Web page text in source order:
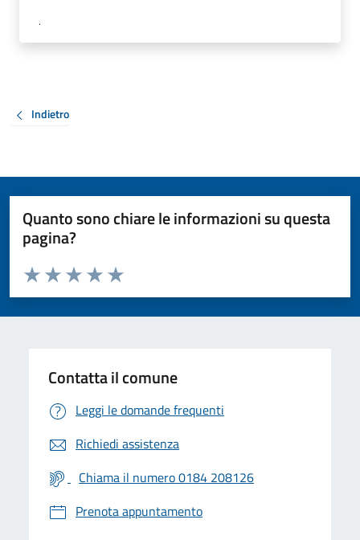
.
Indietro
Quanto sono chiare le informazioni su questa
pagina?
Valuta da 1 a 5 stelle la pagina
Valuta 5 stelle su 5
Valuta 4 stelle su 5
Valuta 3 stelle su 5
Valuta 2 stelle su 5
Valuta 1 stelle su 5
Contatta il comune
Leggi le domande frequenti
Richiedi assistenza
Chiama il numero 0184 208126
Prenota appuntamento